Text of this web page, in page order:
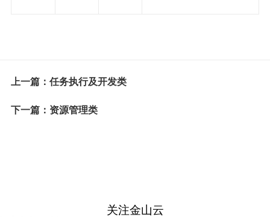
上一篇：任务执行及开发类
下一篇：资源管理类
关注金山云